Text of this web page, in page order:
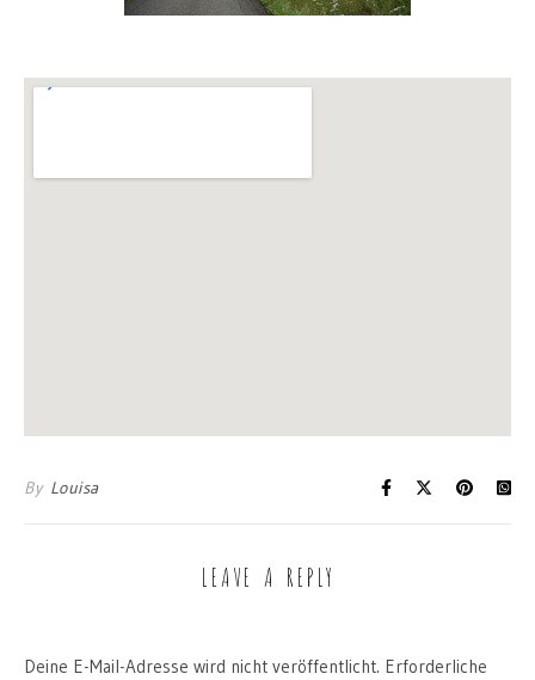
By Louisa
LEAVE A REPLY
Deine E-Mail-Adresse wird nicht veröffentlicht. Erforderliche